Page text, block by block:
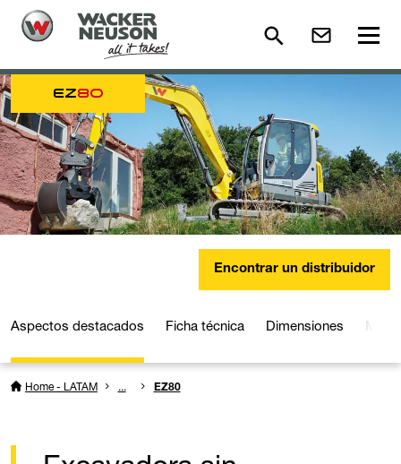
EZ80
Encontrar un distribuidor
Aspectos destacados Ficha técnica Dimensiones
Home - LATAM ... EZ80